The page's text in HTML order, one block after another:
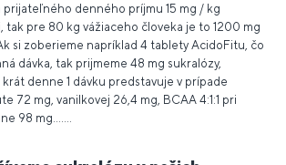
denného príjmu 15 mg / kg
pre 80 kg vážiaceho človeka je to 1200 mg
si zoberieme napríklad 4 tablety AcidoFitu, čo
dávka, tak prijmeme 48 mg sukralózy,
denne 1 dávku predstavuje v prípade
72 mg, vanilkovej 26,4 mg, BCAA 4:1:1 pri
98 mg.......